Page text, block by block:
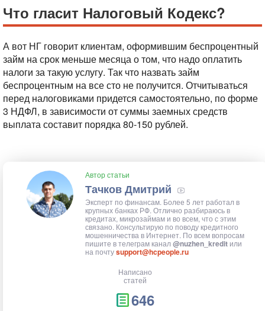
Что гласит Налоговый Кодекс?
А вот НГ говорит клиентам, оформившим беспроцентный
займ на срок меньше месяца о том, что надо оплатить
налоги за такую услугу. Так что назвать займ
беспроцентным на все сто не получится. Отчитываться
перед налоговиками придется самостоятельно, по форме
3 НДФЛ, в зависимости от суммы заемных средств
выплата составит порядка 80-150 рублей.
Автор статьи
Тачков Дмитрий
Эксперт по финансам. Более 5 лет работал в
крупных банках РФ. Отлично разбираюсь в
кредитах, микрозаймам и во всем, что с этим
связано. Консультирую по поводу кредитного
мошенничества в Интернет. По всем вопросам
пишите в телеграм канал @nuzhen_kredit или
на почтуsupport@hcpeople.ru
Написано
статей
646